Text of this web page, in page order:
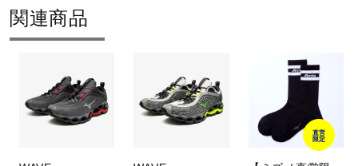
関連商品
直営
限定